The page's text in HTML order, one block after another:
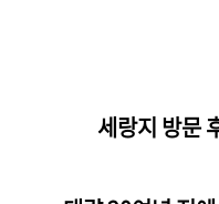
세랑지 방문